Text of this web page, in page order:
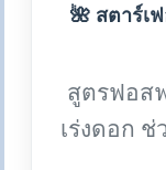
🌺 สตาร์เ
สูตรฟอส
เร่งดอก